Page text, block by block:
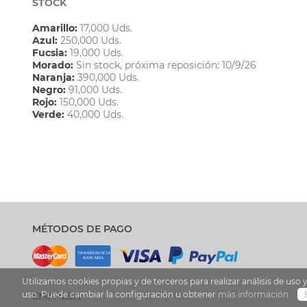
Amarillo: 17,000 Uds.
Azul: 250,000 Uds.
Fucsia: 19,000 Uds.
Morado: Sin stock, próxima reposición: 10/9/26
Naranja: 390,000 Uds.
Negro: 91,000 Uds.
Rojo: 150,000 Uds.
Verde: 40,000 Uds.
MÉTODOS DE PAGO
EMPRESA
Utilizamos cookies propias y de terceros para realizar análisis de
uso. Puede cambiar la configuración u obtener más información